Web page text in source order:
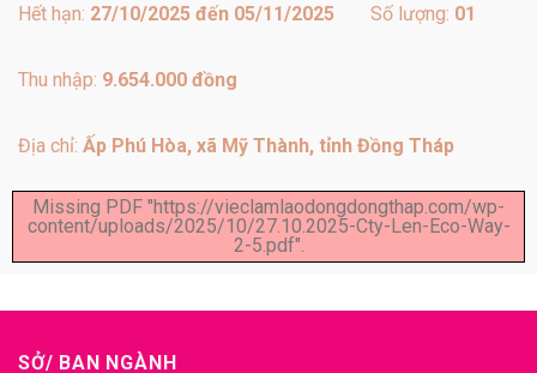
Hết hạn: 27/10/2025 đến 05/11/2025 Số lượng: 01
Thu nhập: 9.654.000 đồng
Địa chỉ: Ấp Phú Hòa, xã Mỹ Thành, tỉnh Đồng Tháp
Missing PDF "https://vieclamlaodongdongthap.com/wp-
content/uploads/2025/10/27.10.2025-Cty-Len-Eco-Way-
2-5.pdf".
SỞ/ BAN NGÀNH